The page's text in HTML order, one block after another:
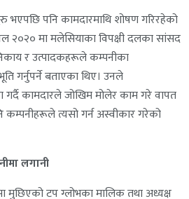
भएपछि पनि कामदारमाथि शोषण गरिरहेको
२०२० मा मलेसियाका विपक्षी दलका सांसद
र उत्पादकहरूले कम्पनीका
गर्नुपर्ने बताएका थिए। उनले
कामदारले जोखिम मोलेर काम गरे वापत
कम्पनीहरूले त्यसो गर्न अस्वीकार गरेको
लगानी
मुछिएको टप ग्लोभका मालिक तथा अध्यक्ष